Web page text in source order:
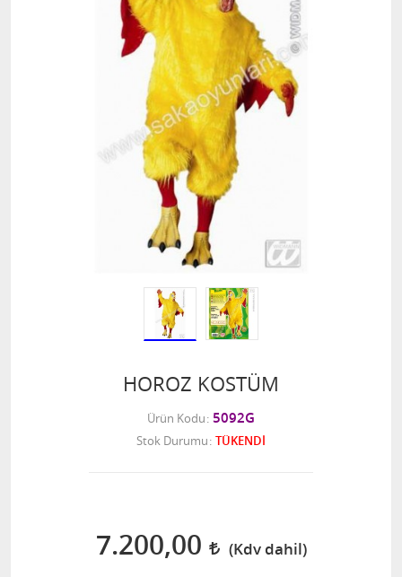
HOROZ KOSTÜM
Ürün Kodu 5092G
Stok Durumu TÜKENDİ
7.200,00